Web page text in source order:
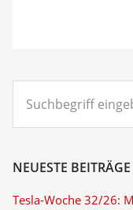
eingeben...
NEUESTE BEITRÄGE
Tesla-Woche 32/26: